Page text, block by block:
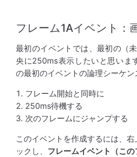
フレーム1Aイベント：
最初のイベントでは、最初の（
央に250ms表示したいと思いま
の最初のイベントの論理シーケン
フレーム開始と同時に
250ms待機する
次のフレームにジャンプする
このイベントを作成するには、右
ックし、 フレームイベント（この